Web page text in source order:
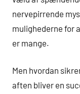
nervepirrende
mulighederne for
er mange.
Men hvordan
aften bliver en